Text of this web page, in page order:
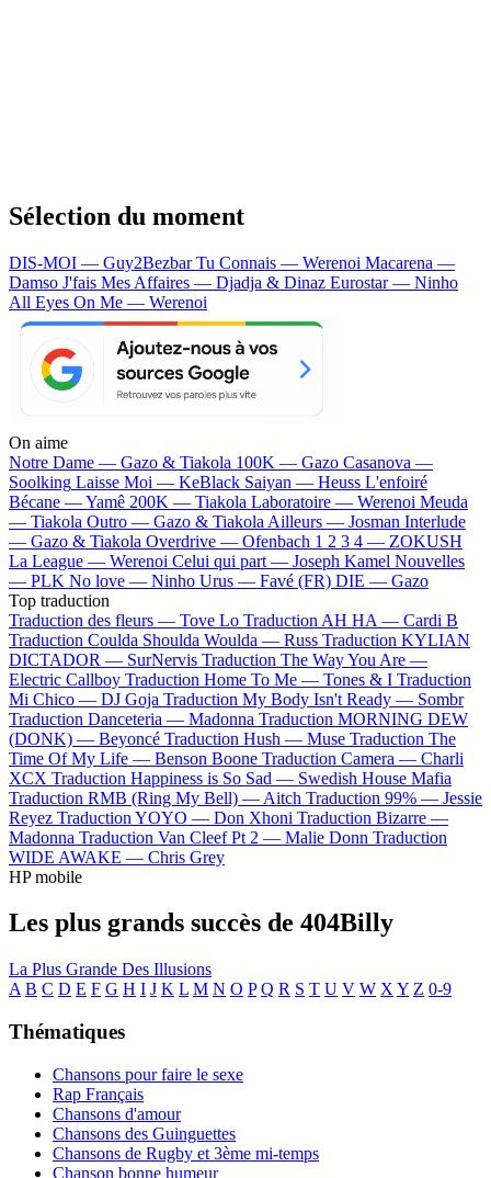
Sélection du moment
DIS-MOI — Guy2BezbarTu Connais — Werenoi Macarena —
Damso J'fais Mes Affaires — Djadja & Dinaz Eurostar — Ninho
All Eyes On Me — Werenoi
On aime
Notre Dame — Gazo & Tiakola 100K — Gazo Casanova —
Soolking Laisse Moi — KeBlack Saiyan — Heuss L'enfoiré
Bécane —Yamê 200K — Tiakola Laboratoire — Werenoi Meuda
— Tiakola Outro — Gazo & Tiakola Ailleurs — Josman Interlude
— Gazo & Tiakola Overdrive — Ofenbach 1 2 3 4 — ZOKUSH
La League — Werenoi Celui qui part — Joseph Kamel Nouvelles
— PLK No love — Ninho Urus — Favé (FR) DIE — Gazo
Top traduction
Traduction des fleurs — Tove Lo Traduction AH HA — Cardi B
Traduction Coulda Shoulda Woulda — Russ Traduction KYLIAN
DICTADOR — SurNervis Traduction The Way You Are —
Electric Callboy Traduction Home To Me — Tones & I Traduction
Mi Chico — DJ Goja Traduction My Body Isn't Ready — Sombr
Traduction Danceteria — Madonna Traduction MORNING DEW
(DONK) — Beyoncé Traduction Hush — Muse Traduction The
Time Of My Life — Benson Boone Traduction Camera — Charli
XCX Traduction Happiness is So Sad — Swedish House Mafia
Traduction RMB (Ring My Bell) — Aitch Traduction 99% — Jessie
Reyez Traduction YOYO — Don Xhoni Traduction Bizarre —
Madonna Traduction Van Cleef Pt 2 — Malie Donn Traduction
WIDE AWAKE — Chris Grey
HP mobile
Les plus grands succès de 404Billy
La Plus Grande Des Illusions
A B C D E F G H I J K L M N O P Q R S T U V W X Y Z 0-9
Thématiques
Chansons pour faire le sexe
Rap Français
Chansons d'amour
Chansons des Guinguettes
Chansons de Rugby et 3ème mi-temps
Chanson bonne humeur